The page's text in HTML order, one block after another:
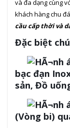
và đa dạng cùng
khách hàng chu
cầu cấp thời và
Đặc biệt
bạc đạn
sản, Đồ
(Vòng bi)